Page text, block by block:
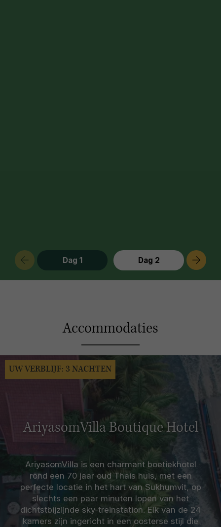
Dag 1 Dag 2
Accommodaties
AriyasomVilla Boutique Hotel
AriyasomVilla is een charmant boetiekhotel
rond een 70 jaar oud Thais huis, met een
perfecte locatie in het hart van Sukhumvit, op
slechts een paar minuten lopen van het
dichtstbijzijnde sky-treinstation. Elk van de 24
kamers zijn ingericht in een oosterse stijl die
UW VERBLIJF: 3 NACHTEN